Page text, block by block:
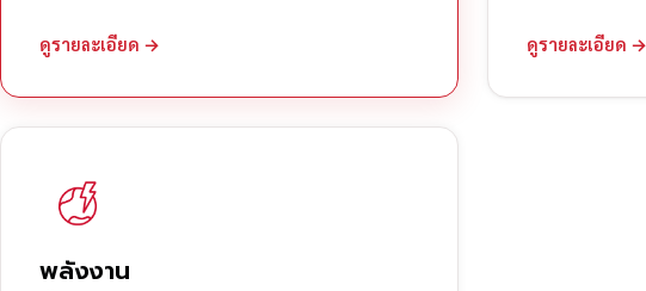
ดูรายละเอียด → ดูรายละเอียด →
พลังงาน